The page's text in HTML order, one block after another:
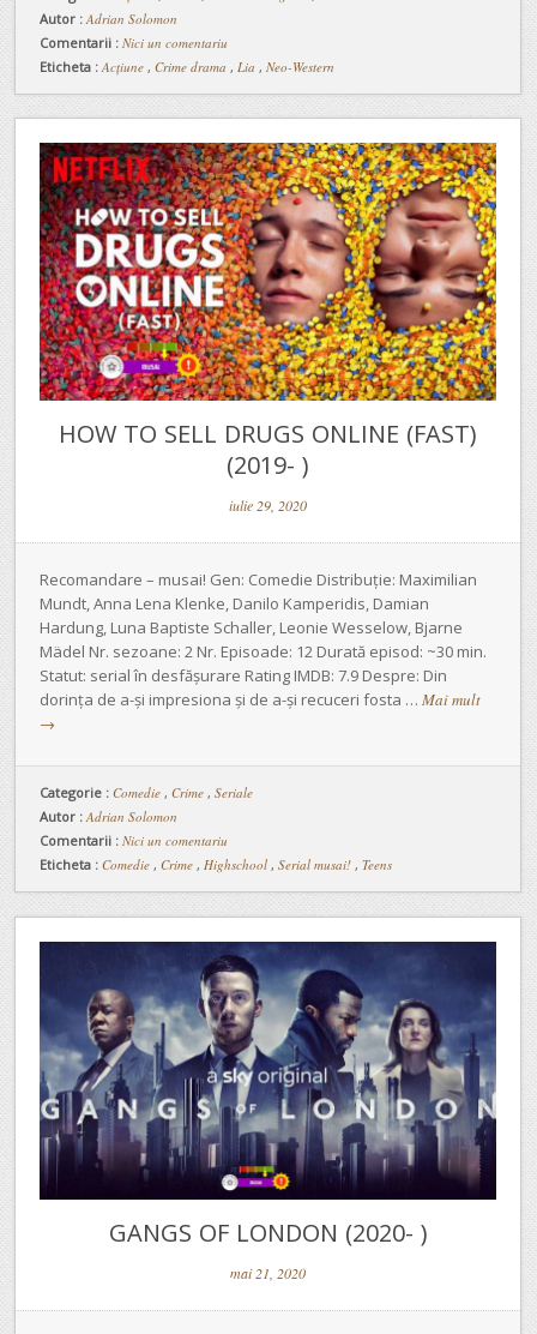
Autor : Adrian Solomon
Comentarii : Nici un comentariu
Eticheta : Acțiune , Crime drama , Lia , Neo-Western
HOW TO SELL DRUGS ONLINE (FAST)
(2019- )
iulie 29, 2020
Recomandare – musai! Gen: Comedie Distribuție: Maximilian
Mundt, Anna Lena Klenke, Danilo Kamperidis, Damian
Hardung, Luna Baptiste Schaller, Leonie Wesselow, Bjarne
Mädel Nr. sezoane: 2 Nr. Episoade: 12 Durată episod: ~30 min.
Statut: serial în desfășurare Rating IMDB: 7.9 Despre: Din
dorința de a-și impresiona și de a-și recuceri fosta … Mai mult
→
Categorie : Comedie , Crime , Seriale
Autor : Adrian Solomon
Comentarii : Nici un comentariu
Eticheta : Comedie , Crime , Highschool , Serial musai! , Teens
GANGS OF LONDON (2020- )
mai 21, 2020